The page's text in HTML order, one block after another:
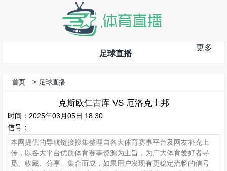
足球直播
更多
首页 > 足球直播
克斯欧仁古库 VS 厄洛克士邦
时间：2025年03月05日 18:30
信号：
本网提供的导航链接搜集整理自各大体育赛事平台及网友补充上
传，以各大平台优质体育赛事资源为主旨，为广大体育爱好者寻
觅、收藏、分享、集合而成，如果用户发现有更稳定流畅的信号